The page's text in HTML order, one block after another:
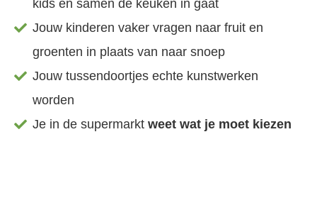
kids en samen de keuken in gaat
Jouw kinderen vaker vragen naar fruit en
groenten in plaats van naar snoep
Jouw tussendoortjes echte kunstwerken
worden
Je in de supermarktweet wat je moet kiezen